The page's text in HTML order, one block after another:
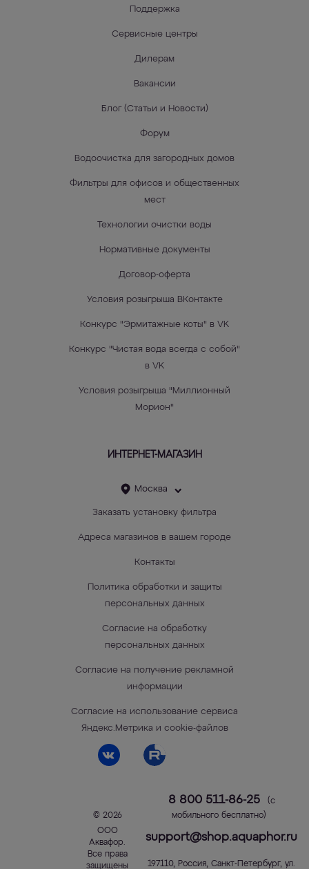
Поддержка
Сервисные центры
Дилерам
Вакансии
Блог (Статьи и Новости)
Форум
Водоочистка для загородных домов
Фильтры для офисов и общественных
мест
Технологии очистки воды
Нормативные документы
Договор-оферта
Условия розыгрыша ВКонтакте
Конкурс "Эрмитажные коты" в VK
Конкурс "Чистая вода всегда с собой"
в VK
Условия розыгрыша "Миллионный
Морион"
ИНТЕРНЕТ-МАГАЗИН
Москва
Заказать установку фильтра
Адреса магазинов в вашем городе
Контакты
Политика обработки и защиты
персональных данных
Согласие на обработку
персональных данных
Согласие на получение рекламной
информации
Согласие на использование сервиса
Яндекс.Метрика и cookie-файлов
© 2026
ООО
Аквафор.
Все права
защищены
8 800 511-86-25
(с
мобильного бесплатно)
support@shop.aquaphor.ru
197110, Россия, Санкт-Петербург, ул.